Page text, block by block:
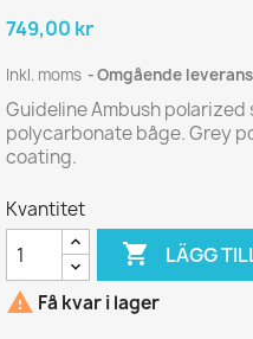
749,00 kr
Inkl. moms Omgående
Guideline Ambush
polycarbonate båge. Grey
coating.
Kvantitet
 LÄGG
 Få kvar i lager